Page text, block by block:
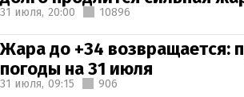
31 июля, 20:00 10896
Жара до +34 возвращается:
погоды на 31 июля
31 июля, 09:15 906